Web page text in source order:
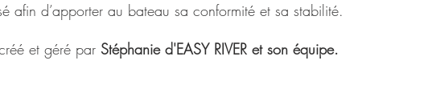
afin d’apporter au bateau sa conformité et sa stabilité.
et géré par Stéphanie d'EASY RIVER et son équipe.